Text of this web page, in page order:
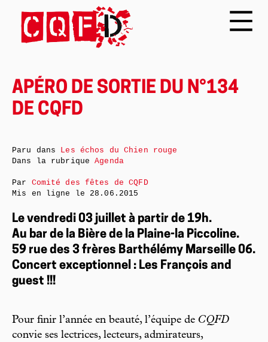
APÉRO DE SORTIE DU N°134
DE CQFD
Le vendredi 03 juillet à partir de 19h.
Au bar de la Bière de la Plaine-la Piccoline.
59 rue des 3 frères Barthélémy Marseille 06.
Concert exceptionnel : Les François and
guest !!!
Pour finir l’année en beauté, l’équipe de CQFD
convie ses lectrices, lecteurs, admirateurs,
Paru dans Les échos du Chien rouge
Dans la rubriqueAgenda
Par Comité des fêtes de CQFD
Mis en ligne le 28.06.2015